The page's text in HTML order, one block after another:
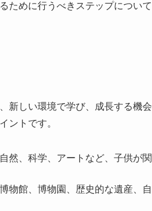
ために行うべきステップについて
新しい環境で学び、成長する機会
ントです。
然、科学、アートなど、子供が関
物館、博物園、歴史的な遺産、自